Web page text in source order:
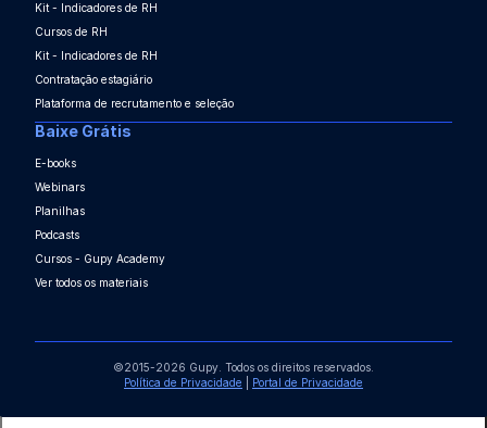
Kit - Indicadores de RH
Cursos de RH
Kit - Indicadores de RH
Contratação estagiário
Plataforma de recrutamento e seleção
Baixe Grátis
E-books
Webinars
Planilhas
Podcasts
Cursos - Gupy Academy
Ver todos os materiais
©2015-2026 Gupy. Todos os direitos reservados.
Política de Privacidade
Portal de Privacidade